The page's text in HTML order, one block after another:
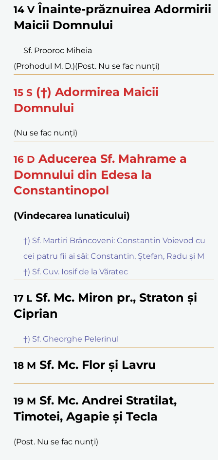
14 V Înainte-prăznuirea Adormirii
Maicii Domnului
Sf. Prooroc Miheia
(Prohodul M. D.)(Post. Nu se fac nunți)
15 S (†) Adormirea Maicii
Domnului
(Nu se fac nunți)
16 D Aducerea Sf. Mahrame a
Domnului din Edesa la
Constantinopol
(Vindecarea lunaticului)
†) Sf. Martiri Brâncoveni: Constantin Voievod cu
cei patru fii ai săi: Constantin, Ștefan, Radu și M
†) Sf. Cuv. Iosif de la Văratec
17 L Sf. Mc. Miron pr., Straton și
Ciprian
†) Sf. Gheorghe Pelerinul
18 M Sf. Mc. Flor și Lavru
19 M Sf. Mc. Andrei Stratilat,
Timotei, Agapie și Tecla
(Post. Nu se fac nunți)